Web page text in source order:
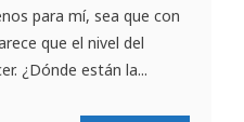
para mí, sea que con
que el nivel del
¿Dónde están la...